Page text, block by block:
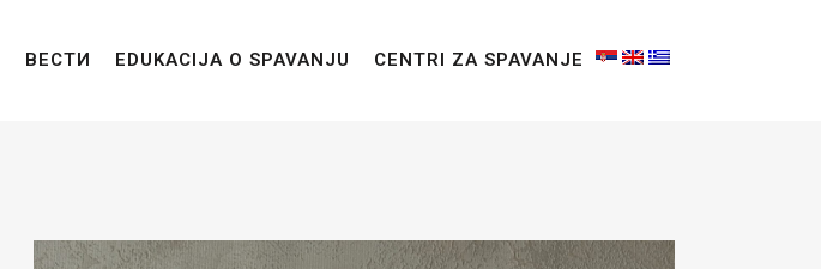
ВЕСТИ EDUKACIJA O SPAVANJU CENTRI ZA SPAVANJE